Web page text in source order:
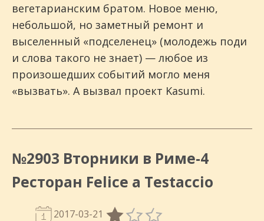
вегетарианским братом. Новое меню,
небольшой, но заметный ремонт и
выселенный «подселенец» (молодежь поди
и слова такого не знает) — любое из
произошедших событий могло меня
«вызвать». А вызвал проект Kasumi.
№2903 Вторники в Риме-4
Ресторан Felice a Testaccio
2017-03-21